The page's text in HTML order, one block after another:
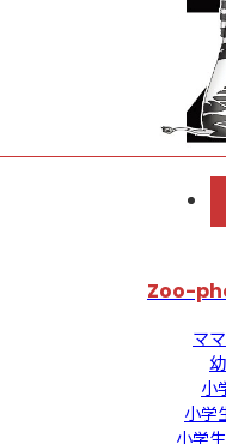
Zoo-
マ
小
小学
小学